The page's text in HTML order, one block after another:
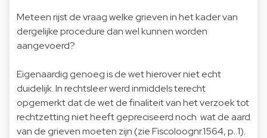
Meteen rijst de vraag welke grieven in het kader van
dergelijke procedure dan wel kunnen worden
aangevoerd?
Eigenaardig genoeg is de wet hierover niet echt
duidelijk. In rechtsleer werd inmiddels terecht
opgemerkt dat de wet de finaliteit van het verzoek tot
rechtzetting niet heeft gepreciseerd noch wat de aard
van de grieven moeten zijn (zie Fiscoloognr.1564, p. 1).